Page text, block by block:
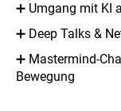
➕ Umgang mit KI
➕ Deep Talks &
➕ Mastermind-
Bewegung